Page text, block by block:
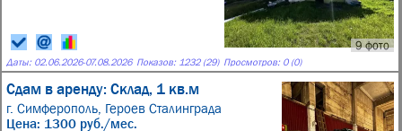
9 фото
Даты: 02.06.2026-07.08.2026 Показов: 1232 (29) Просмотров: 0 (0)
Сдам в аренду: Склад, 1 кв.м
г. Симферополь, Героев Сталинграда
Цена: 1300 руб./мес.